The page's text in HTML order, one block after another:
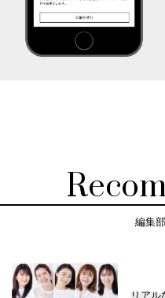
編集
リア